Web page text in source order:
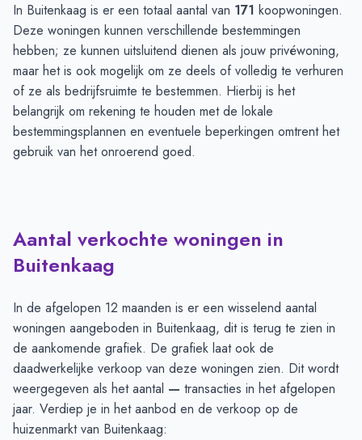
In Buitenkaag is er een totaal aantal van 171 koopwoningen.
Deze woningen kunnen verschillende bestemmingen
hebben; ze kunnen uitsluitend dienen als jouw privéwoning,
maar het is ook mogelijk om ze deels of volledig te verhuren
of ze als bedrijfsruimte te bestemmen. Hierbij is het
belangrijk om rekening te houden met de lokale
bestemmingsplannen en eventuele beperkingen omtrent het
gebruik van het onroerend goed.
Aantal verkochte woningen in
Buitenkaag
In de afgelopen 12 maanden is er een wisselend aantal
woningen aangeboden in Buitenkaag, dit is terug te zien in
de aankomende grafiek. De grafiek laat ook de
daadwerkelijke verkoop van deze woningen zien. Dit wordt
weergegeven als het aantal — transacties in het afgelopen
jaar. Verdiep je in het aanbod en de verkoop op de
huizenmarkt van Buitenkaag: